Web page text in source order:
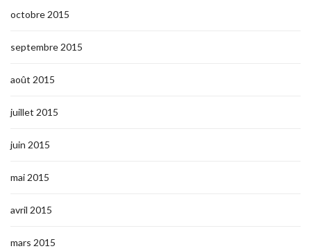
octobre 2015
septembre 2015
août 2015
juillet 2015
juin 2015
mai 2015
avril 2015
mars 2015